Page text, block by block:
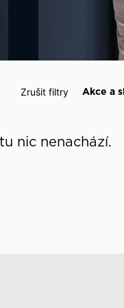
Akce a
Zrušit filtry
nic nenachází.